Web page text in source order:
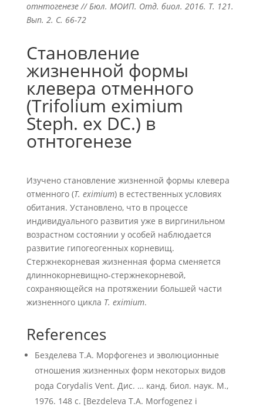
отнтогенезе // Бюл. МОИП. Отд. биол. 2016. Т. 121.
Вып. 2. С. 66-72
Становление
жизненной формы
клевера отменного
(Trifolium eximium
Steph. ex DC.) в
отнтогенезе
Изучено становление жизненной формы клевера
отменного (T. eximium) в естественных условиях
обитания. Установлено, что в процессе
индивидуального развития уже в виргинильном
возрастном состоянии у особей наблюдается
развитие гипогеогенных корневищ.
Стержнекорневая жизненная форма сменяется
длиннокорневищно-стержнекорневой,
сохраняющейся на протяжении большей части
жизненного цикла T. eximium.
References
Безделева Т.А. Морфогенез и эволюционные
отношения жизненных форм некоторых видов
рода Corydalis Vent. Дис. … канд. биол. наук. М.,
1976. 148 с. [Bezdeleva T.A. Morfogenez i